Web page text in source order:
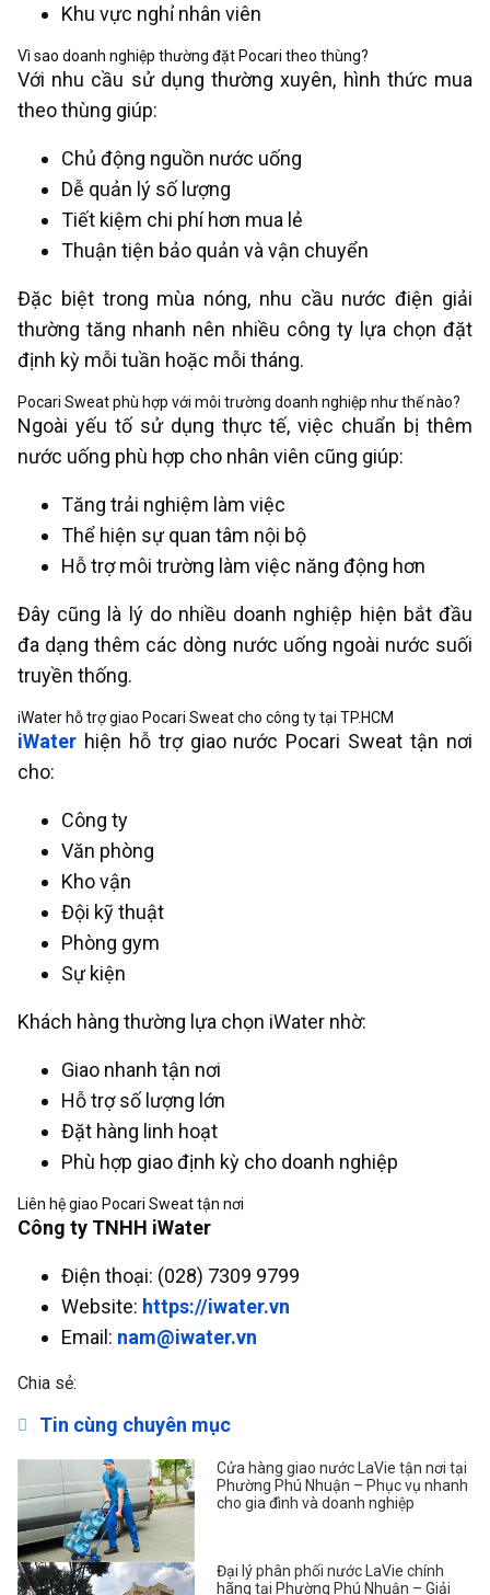
Khu vực nghỉ nhân viên
Vì sao doanh nghiệp thường đặt Pocari theo thùng?
Với nhu cầu sử dụng thường xuyên, hình thức mua
theo thùng giúp:
Chủ động nguồn nước uống
Dễ quản lý số lượng
Tiết kiệm chi phí hơn mua lẻ
Thuận tiện bảo quản và vận chuyển
Đặc biệt trong mùa nóng, nhu cầu nước điện giải
thường tăng nhanh nên nhiều công ty lựa chọn đặt
định kỳ mỗi tuần hoặc mỗi tháng.
Pocari Sweat phù hợp với môi trường doanh nghiệp như thế nào?
Ngoài yếu tố sử dụng thực tế, việc chuẩn bị thêm
nước uống phù hợp cho nhân viên cũng giúp:
Tăng trải nghiệm làm việc
Thể hiện sự quan tâm nội bộ
Hỗ trợ môi trường làm việc năng động hơn
Đây cũng là lý do nhiều doanh nghiệp hiện bắt đầu
đa dạng thêm các dòng nước uống ngoài nước suối
truyền thống.
iWater hỗ trợ giao Pocari Sweat cho công ty tại TP.HCM
iWater hiện hỗ trợ giao nước Pocari Sweat tận nơi
cho:
Công ty
Văn phòng
Kho vận
Đội kỹ thuật
Phòng gym
Sự kiện
Khách hàng thường lựa chọn iWater nhờ:
Giao nhanh tận nơi
Hỗ trợ số lượng lớn
Đặt hàng linh hoạt
Phù hợp giao định kỳ cho doanh nghiệp
Liên hệ giao Pocari Sweat tận nơi
Công ty TNHH iWater
Điện thoại: (028) 7309 9799
Website: https://iwater.vn
Email: nam@iwater.vn
Chia sẻ:
Tin cùng chuyên mục
Cửa hàng giao nước LaVie tận nơi tại
Phường Phú Nhuận – Phục vụ nhanh
cho gia đình và doanh nghiệp
Đại lý phân phối nước LaVie chính
hãng tại Phường Phú Nhuận – Giải